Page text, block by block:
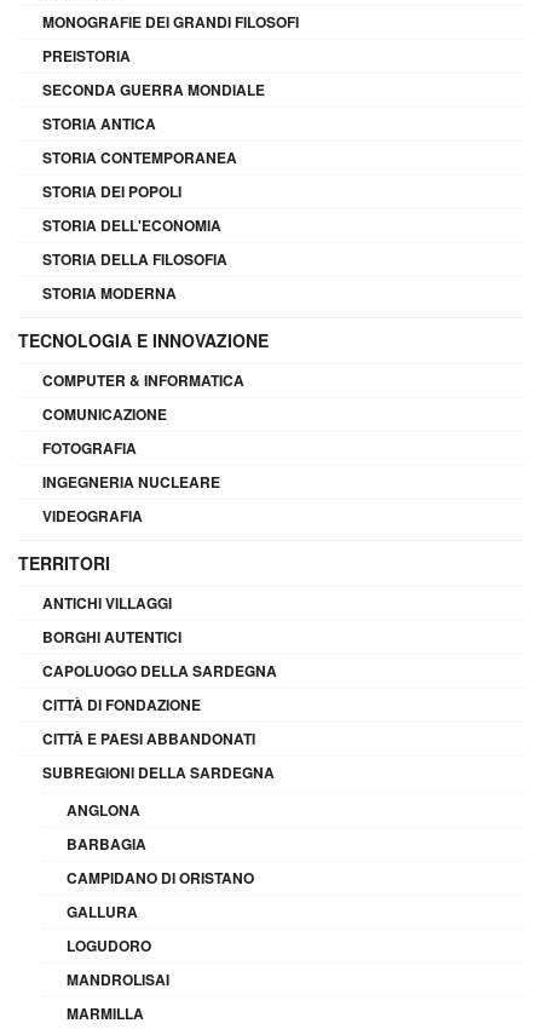
MONOGRAFIE DEI GRANDI FILOSOFI
PREISTORIA
SECONDA GUERRA MONDIALE
STORIA ANTICA
STORIA CONTEMPORANEA
STORIA DEI POPOLI
STORIA DELL'ECONOMIA
STORIA DELLA FILOSOFIA
STORIA MODERNA
TECNOLOGIA E INNOVAZIONE
COMPUTER & INFORMATICA
COMUNICAZIONE
FOTOGRAFIA
INGEGNERIA NUCLEARE
VIDEOGRAFIA
TERRITORI
ANTICHI VILLAGGI
BORGHI AUTENTICI
CAPOLUOGO DELLA SARDEGNA
CITTÀ DI FONDAZIONE
CITTÀ E PAESI ABBANDONATI
SUBREGIONI DELLA SARDEGNA
ANGLONA
BARBAGIA
CAMPIDANO DI ORISTANO
GALLURA
LOGUDORO
MANDROLISAI
MARMILLA